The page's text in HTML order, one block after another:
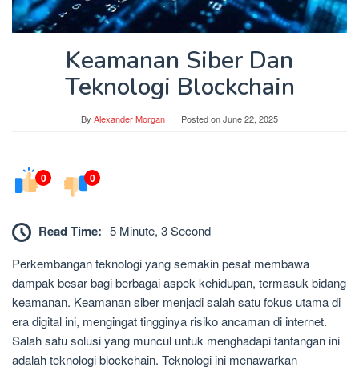
Keamanan Siber Dan
Teknologi Blockchain
By Alexander Morgan Posted onJune 22, 2025
0 0
Read Time: 5 Minute, 3 Second
Perkembangan teknologi yang semakin pesat membawa
dampak besar bagi berbagai aspek kehidupan, termasuk bidang
keamanan. Keamanan siber menjadi salah satu fokus utama di
era digital ini, mengingat tingginya risiko ancaman di internet.
Salah satu solusi yang muncul untuk menghadapi tantangan ini
adalah teknologi blockchain. Teknologi ini menawarkan